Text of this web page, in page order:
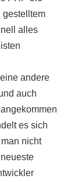
gestelltem
alles
andere
auch
es sich
nicht